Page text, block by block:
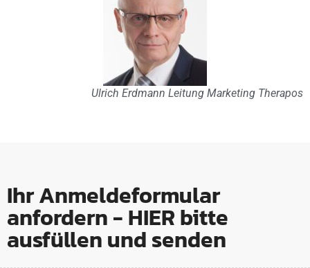
Ulrich Erdmann Leitung Marketing Therapos
Ihr Anmeldeformular
anfordern - HIER bitte
ausfüllen und senden